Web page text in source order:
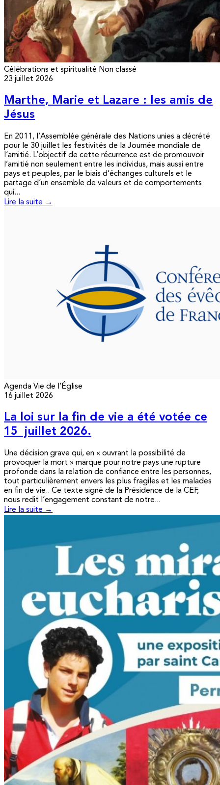
Célébrations et spiritualité Non classé
23 juillet 2026
Marthe, Marie et Lazare : les amis de
Jésus
En 2011, l’Assemblée générale des Nations unies a décrété
pour le 30 juillet les festivités de la Journée mondiale de
l’amitié. L’objectif de cette récurrence est de promouvoir
l’amitié non seulement entre les individus, mais aussi entre
pays et peuples, par le biais d’échanges culturels et le
partage d’un ensemble de valeurs et de comportements
qui...
Lire la suite →
Agenda Vie de l’Église
16 juillet 2026
La loi sur la fin de vie a été votée ce
15 juillet 2026.
Une décision grave qui, en « ouvrant la possibilité de
provoquer la mort » marque pour notre pays une rupture
profonde dans la relation de confiance entre les personnes,
tout particulièrement envers les plus fragiles et les malades
en fin de vie.. Ce texte signé de la Présidence de la CEF,
nous redit l’engagement constant de notre...
Lire la suite →